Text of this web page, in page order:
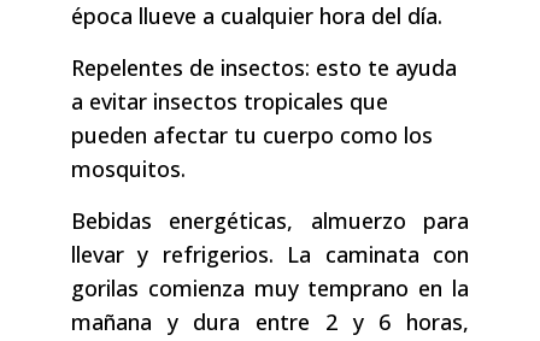
época llueve a cualquier hora del día.
Repelentes de insectos: esto te ayuda
a evitar insectos tropicales que
pueden afectar tu cuerpo como los
mosquitos.
Bebidas energéticas, almuerzo para
llevar y refrigerios. La caminata con
gorilas comienza muy temprano en la
mañana y dura entre 2 y 6 horas,